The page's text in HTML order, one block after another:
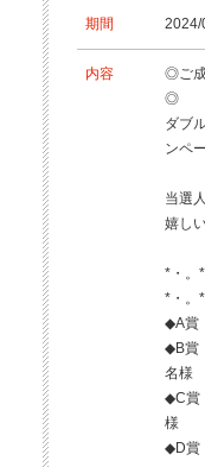
期間 2024/
内容
◎ご成
◎
ダブ
ンペ
当選
嬉し
*・。
*・。*
◆A賞
◆B賞
名様
◆C賞
様
◆D賞